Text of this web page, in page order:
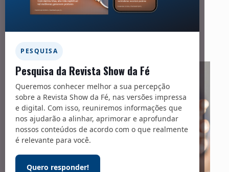
PESQUISA
Pesquisa da Revista Show da Fé
Queremos conhecer melhor a sua percepção
sobre a Revista Show da Fé, nas versões impressa
e digital. Com isso, reuniremos informações que
nos ajudarão a alinhar, aprimorar e aprofundar
nossos conteúdos de acordo com o que realmente
é relevante para você.
Quero responder!